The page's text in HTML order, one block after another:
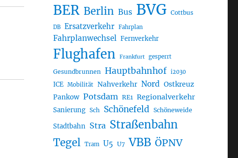
BER Berlin Bus BVG Cottbus
DB Ersatzverkehr Fahrplan
Fahrplanwechsel Fernverkehr
Flughafen Frankfurt gesperrt
Gesundbrunnen Hauptbahnhof i2030
ICE Mobilität Nahverkehr Nord Ostkreuz
Pankow Potsdam RE1 Regionalverkehr
Sanierung Sch Schönefeld Schöneweide
Stadtbahn Stra Straßenbahn
Tegel Tram U5 U7 VBB ÖPNV